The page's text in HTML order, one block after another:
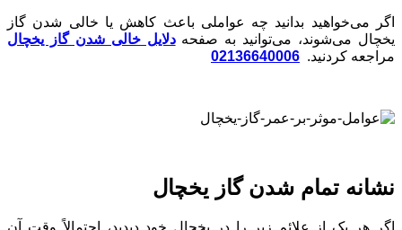
اگر می‌خواهید بدانید چه عواملی باعث کاهش یا خالی شدن گاز
یخچال می‌شوند، می‌توانید به صفحهدلایل خالی شدن گاز یخچال
مراجعه کردنید. 02136640006
نشانه تمام شدن گاز یخچال
اگر هر یک از علائم زیر را در یخچال خود دیدید، احتمالاً وقت آن